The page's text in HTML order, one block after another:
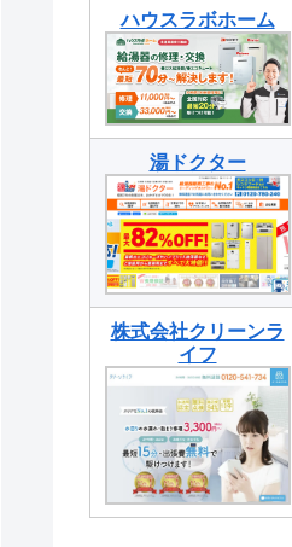
ハウスラボホーム
湯ドクター
株式会社クリーンラ
イフ